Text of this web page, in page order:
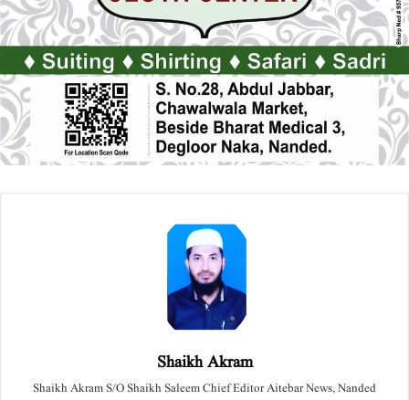
Shaikh Akram
Shaikh Akram S/O Shaikh Saleem Chief Editor Aitebar News, Nanded